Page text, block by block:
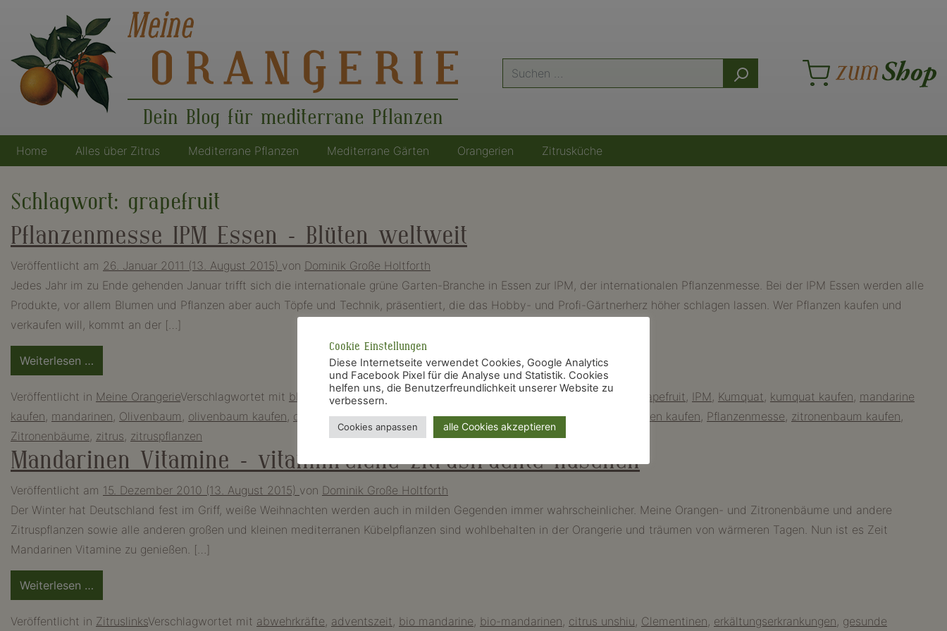
Dein Blog für mediterrane Pflanzen
Suche
nach:
Hauptnavigation
Home Alles über Zitrus Mediterrane Pflanzen Mediterrane Gärten Orangerien Zitrusküche
Schlagwort: grapefruit
Pflanzenmesse IPM Essen – Blüten weltweit
Veröffentlicht am 26. Januar 2011 (13. August 2015) von Dominik Große Holtforth
Jedes Jahr im zu Ende gehenden Januar trifft sich die internationale grüne Garten-Branche in Essen zur IPM, der internationalen Pflanzenmesse. Bei der IPM Essen werden alle
Produkte, vor allem Blumen und Pflanzen aber auch Töpfe und Technik, präsentiert, die das Hobby- und Profi-Gärtnerherz höher schlagen lassen. Wer Pflanzen kaufen und
verkaufen will, kommt an der […]
Weiterlesen …
Pflanzenmesse
IPM
Essen
–
Blüten
Veröffentlicht in Meine OrangerieVerschlagwortet mit blumengesteck,calamondini , Essen feige kaufen , Garten gärtner grapefruit, IPM , Kumquat, kumquat kaufen, mandarine
kaufen, mandarinen, Olivenbaum , olivenbaum kaufen, orangenbaum kaufen,Orangenbäume,Oscar Tintori, pflanzen kaufen, Pflanzenmesse, zitronenbaum kaufen,
Zitronenbäume, zitrus, zitruspflanzen
Mandarinen Vitamine – vitaminreiche Zitrusfrüchte naschen
Veröffentlicht am 15. Dezember 2010 (13. August 2015) von Dominik Große Holtforth
Der Winter hat Deutschland fest im Griff, weiße Weihnachten werden auch in milden Gegenden immer wahrscheinlicher. Meine Orangen- und Zitronenbäume und andere
Zitruspflanzen sowie alle anderen großen und kleinen mediterranen Kübelpflanzen sind wohlbehalten in der Orangerie und träumen von wärmeren Tagen. Nun ist es Zeit
Mandarinen Vitamine zu genießen. […]
Weiterlesen …
Mandarinen
Vitamine
Veröffentlicht in ZitruslinksVerschlagwortet mit abwehrkräfte, adventszeit, bio mandarine, bio-mandarinen, citrus unshiu, Clementinen, erkältungserkrankungen, gesunde
Cookie Einstellungen
Diese Internetseite verwendet Cookies, Google Analytics
und Facebook Pixel für die Analyse und Statistik. Cookies
helfen uns, die Benutzerfreundlichkeit unserer Website zu
verbessern.
Cookies anpassen alle Cookies akzeptieren